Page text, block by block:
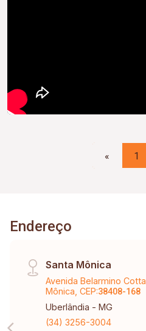
« 1
Endereço
Santa Mônica
Avenida Belarmino
Mônica, CEP:38408-168
Uberlândia - MG
(34) 3256-3004